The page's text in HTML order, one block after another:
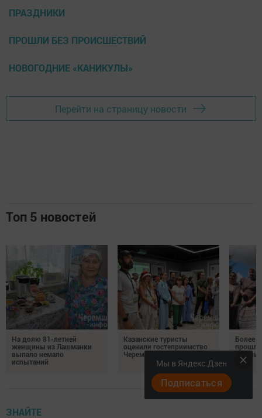
ПРАЗДНИКИ
ПРОШЛИ БЕЗ ПРОИСШЕСТВИЙ
НОВОГОДНИЕ «КАНИКУЛЫ»
Перейти на страницу новости
Топ 5 новостей
На долю 81-летней
женщины из Лашманки
выпало немало
испытаний
Казанские туристы
оценили гостеприимство
Черемшанского района
Более
в
ЗНАЙТЕ
Мы в Яндекс.Дзен
Подписаться